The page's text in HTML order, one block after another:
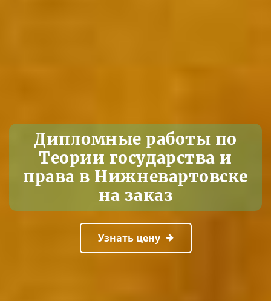
Дипломные работы по
Теории государства и
права в Нижневартовске
на заказ
Узнать цену